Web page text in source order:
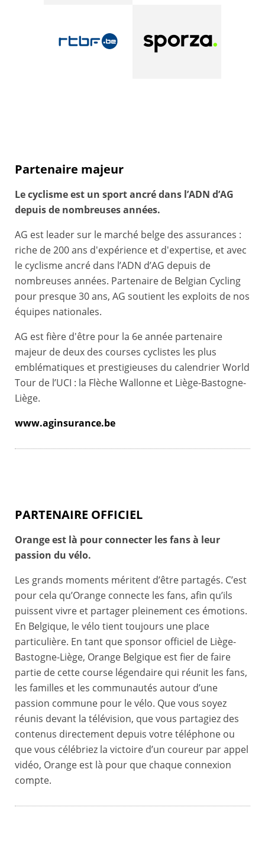
Partenaire majeur
Le cyclisme est un sport ancré dans l’ADN d’AG
depuis de nombreuses années.
AG est leader sur le marché belge des assurances :
riche de 200 ans d'expérience et d'expertise, et avec
le cyclisme ancré dans l’ADN d’AG depuis de
nombreuses années. Partenaire de Belgian Cycling
pour presque 30 ans, AG soutient les exploits de nos
équipes nationales.
AG est fière d'être pour la 6e année partenaire
majeur de deux des courses cyclistes les plus
emblématiques et prestigieuses du calendrier World
Tour de l’UCI : la Flèche Wallonne et Liège-Bastogne-
Liège.
www.aginsurance.be
PARTENAIRE OFFICIEL
Orange est là pour connecter les fans à leur
passion du vélo.
Les grands moments méritent d’être partagés. C’est
pour cela qu’Orange connecte les fans, afin qu’ils
puissent vivre et partager pleinement ces émotions.
En Belgique, le vélo tient toujours une place
particulière. En tant que sponsor officiel de Liège-
Bastogne-Liège, Orange Belgique est fier de faire
partie de cette course légendaire qui réunit les fans,
les familles et les communautés autour d’une
passion commune pour le vélo. Que vous soyez
réunis devant la télévision, que vous partagiez des
contenus directement depuis votre téléphone ou
que vous célébriez la victoire d’un coureur par appel
vidéo, Orange est là pour que chaque connexion
compte.